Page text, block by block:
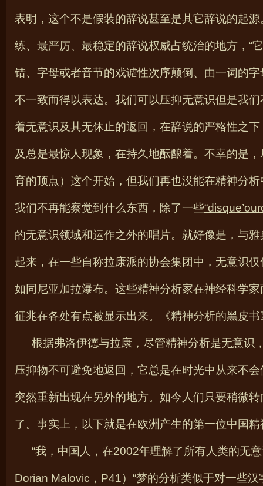
表明，这个不是假装的辞说甚至是其它辞说的起
练、最严厉、最稳定的辞说权威占统治的地方，“
错、字母或者音节的戏谑性次序颠倒、由一词的
不一致而得以表达。我们可以压抑无意识但是我
着无意识及其无休止的返回，在辞说的严格性之
及总是最惊人现象，在持久地酝酿着。不幸的是
育的顶点）这个开始，但我们再也没能在精神分
我们不再能察觉到什么东西，除了一些“
的无意识领域和运作之外的唱片。就好像是，与
起来，在一些自称拉康派的协会集团中，无意识
如同尼亚加拉瀑布。这些精神分析家在神经科学
征兆在各处有点被显示出来。《精神分析的黑皮
根据弗洛伊德与拉康，尽管精神分析是无意识
压抑物不可避免地返回，它总是在时光中从来不
突然重新出现在另外的地方。如今人们只要稍微
了。事实上，以下就是在欧洲产生的第一位中国
“我，中国人，在2002年理解了所有人类的无
Dorian Malovic ， P41）“梦的分析类似于对一些